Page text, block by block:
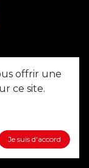
offrir une
ce site.
Je suis d'accord